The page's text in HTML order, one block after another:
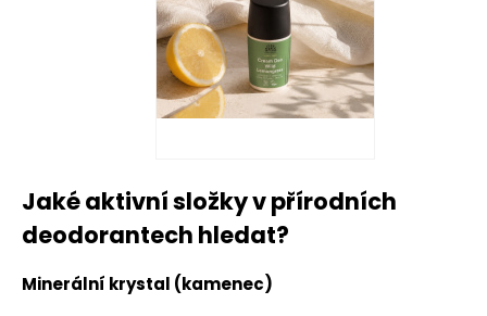
Jaké aktivní složky v přírodních
deodorantech hledat?
Minerální krystal (kamenec)